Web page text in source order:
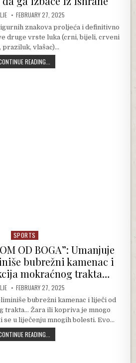
PUBLISHED DATE:
FEBRUARY 27, 2025
znakova proljeća i definitivno
druge vrste luka (crni, bijeli, crveni
praziluk, vlašac)…
READING...
Posted in
SPORTS
OD BOGA”: Umanjuje
bubrežni kamenac i
mokraćnog trakta…
PUBLISHED DATE:
FEBRUARY 27, 2025
bubrežni kamenac i liječi od
trakta… Žara ili kopriva je mnogo
u liječenju mnogih bolesti. Evo…
READING...